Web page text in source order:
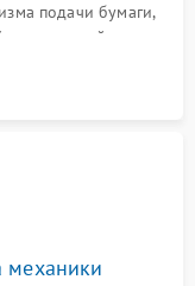
подачи бумаги,
первичный анализ
пробелы).
механики